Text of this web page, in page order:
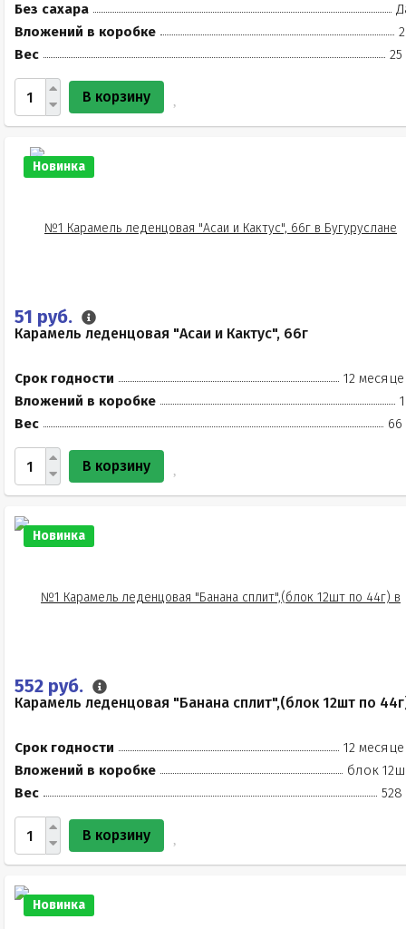
Без сахара
Вложений в коробке
Вес
25
В корзину
Новинка
51 руб.
Карамель леденцовая "Асаи и Кактус", 66г
Срок годности
12
Вложений в коробке
Вес
66
В корзину
Новинка
552 руб.
Карамель леденцовая "Банана сплит",(блок 12шт по
Срок годности
12
Вложений в коробке
блок
Вес
528
В корзину
Новинка